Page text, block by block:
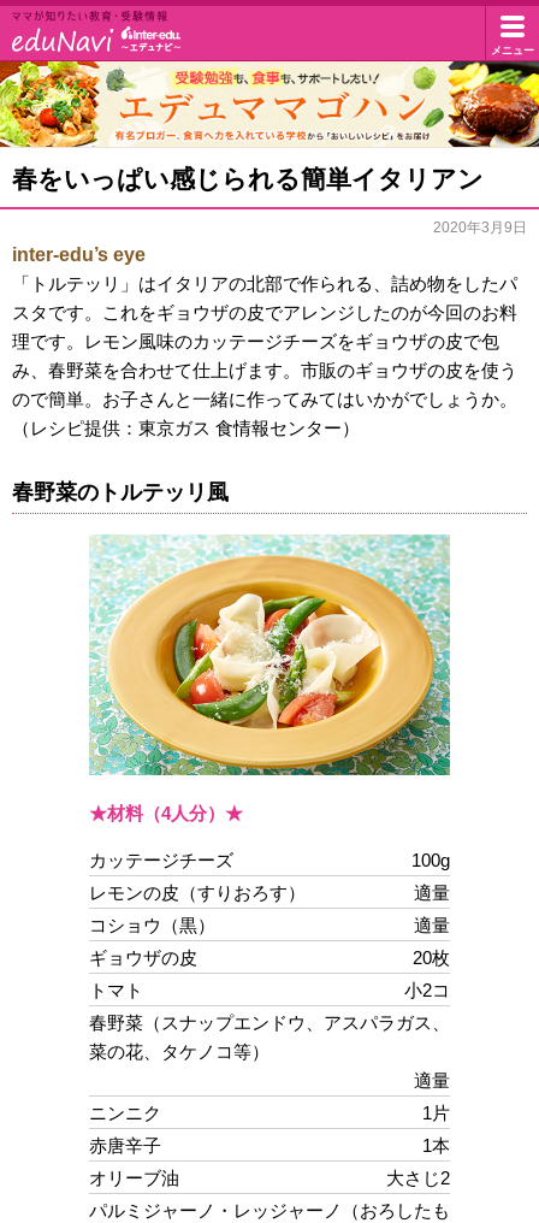
イ
ン
タ
ー
エ
デ
ュ・
ド
ッ
マ
マ
が
知
り
教
育・
受
情
報
メニュー
エ
デ
ュ
マ
マ
ゴ
ハ
ン
春をいっぱい感じられる簡単イタリアン
2020年3月9日
inter-edu’s eye
「トルテッリ」はイタリアの北部で作られる、詰め物をしたパ
スタです。これをギョウザの皮でアレンジしたのが今回のお料
理です。レモン風味のカッテージチーズをギョウザの皮で包
み、春野菜を合わせて仕上げます。市販のギョウザの皮を使う
ので簡単。お子さんと一緒に作ってみてはいかがでしょうか。
（レシピ提供：東京ガス 食情報センター）
春野菜のトルテッリ風
★材料（4人分）★
カッテージチーズ
100g
レモンの皮（すりおろす）
適量
コショウ（黒）
適量
ギョウザの皮
20枚
トマト
小2コ
春野菜（スナップエンドウ、アスパラガス、
菜の花、タケノコ等）
適量
ニンニク
1片
赤唐辛子
1本
オリーブ油
大さじ2
パルミジャーノ・レッジャーノ（おろしたも